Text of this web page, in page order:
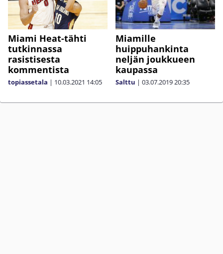
Miami Heat-tähti
tutkinnassa
rasistisesta
kommentista
topiassetala | 10.03.2021 14:05
Miamille
huippuhankinta
neljän joukkueen
kaupassa
Salttu | 03.07.201920:35